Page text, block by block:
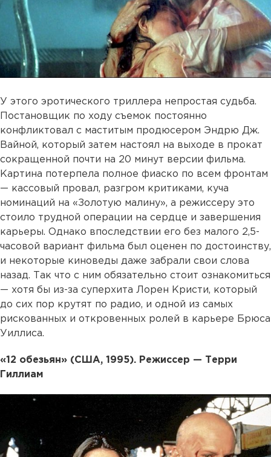
У этого эротического триллера непростая судьба.
Постановщик по ходу съемок постоянно
конфликтовал с маститым продюсером Эндрю Дж.
Вайной, который затем настоял на выходе в прокат
сокращенной почти на 20 минут версии фильма.
Картина потерпела полное фиаско по всем фронтам
— кассовый провал, разгром критиками, куча
номинаций на «Золотую малину», а режиссеру это
стоило трудной операции на сердце и завершения
карьеры. Однако впоследствии его без малого 2,5-
часовой вариант фильма был оценен по достоинству,
и некоторые киноведы даже забрали свои слова
назад. Так что с ним обязательно стоит ознакомиться
— хотя бы из-за суперхита Лорен Кристи, который
до сих пор крутят по радио, и одной из самых
рискованных и откровенных ролей в карьере Брюса
Уиллиса.
«12 обезьян» (США, 1995). Режиссер — Терри
Гиллиам